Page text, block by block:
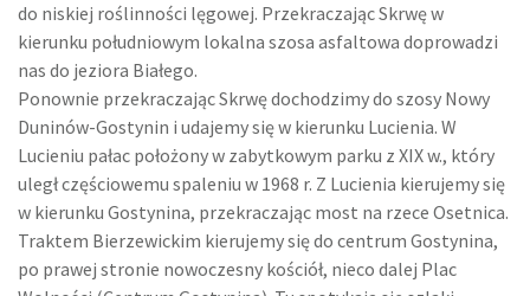
do niskiej roślinności lęgowej. Przekraczając Skrwę w
kierunku południowym lokalna szosa asfaltowa doprowadzi
nas do jeziora Białego.
Ponownie przekraczając Skrwę dochodzimy do szosy Nowy
Duninów-Gostynin i udajemy się w kierunku Lucienia. W
Lucieniu pałac położony w zabytkowym parku z XIX w., który
uległ częściowemu spaleniu w 1968 r. Z Lucienia kierujemy się
w kierunku Gostynina, przekraczając most na rzece Osetnica.
Traktem Bierzewickim kierujemy się do centrum Gostynina,
po prawej stronie nowoczesny kościół, nieco dalej Plac